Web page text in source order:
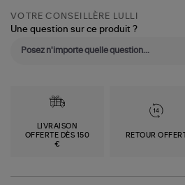
VOTRE CONSEILLÈRE LULLI
Une question sur ce produit ?
LIVRAISON
OFFERTE DÈS 150
€
RETOUR OFFERT